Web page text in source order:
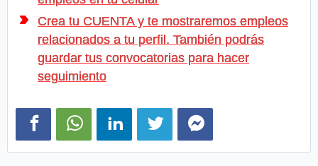
Crea tu CUENTA y te mostraremos empleos
relacionados a tu perfil. También podrás
guardar tus convocatorias para hacer
seguimiento